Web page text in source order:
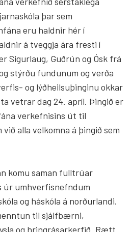
þar sem
eru haldnir hér í
á tveggja ára fresti í
Sigurlaug, Guðrún og Ósk frá
stýrðu fundunum og verða
og lýðheilsuþinginu okkar
vetrar dag 24. apríl. Þingið er
verkefnisins út til
alla velkomna á þingið sem
komu saman fulltrúar
úr umhverfisnefndum
og háskóla á norðurlandi.
til sjálfbærni,
og hringrásarkerfið. Rætt